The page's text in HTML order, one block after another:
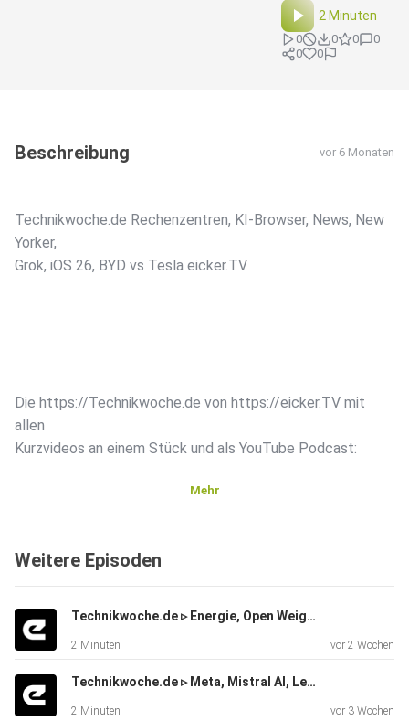
2 Minuten
0 0 0
0
0
0
Beschreibung vor 6 Monaten
Technikwoche.de Rechenzentren, KI-Browser, News, New
Yorker,
Grok, iOS 26, BYD vs Tesla eicker.TV
Die https://Technikwoche.de von https://eicker.TV mit
allen
Kurzvideos an einem Stück und als YouTube Podcast:
#Rechenzentren
erreicht 2025 mit über 61 Milliarden Dollar ein neues
#Rekordniveau, getrieben vom massiven
#Infrastrukturhunger
energieintensiver #KIAnwendungen.
Mehr
Weitere Episoden
Technikwoche.de ▹ Energie, Open Weight AI, AI Media, Social Media, OWAI, FOSAI, China AI ▹ eicker.TV
2 Minuten vor 2 Wochen
Technikwoche.de ▹ Meta, Mistral AI, Leo, Meta.AI, Meta Glasses, AI Agents, Open Weigth ▹ eicker.TV
2 Minuten vor 3 Wochen